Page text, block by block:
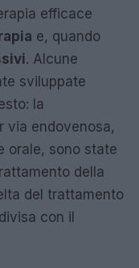
efficace
e, quando
. Alcune
sviluppate
la
via endovenosa,
orale, sono state
della
del trattamento
con il